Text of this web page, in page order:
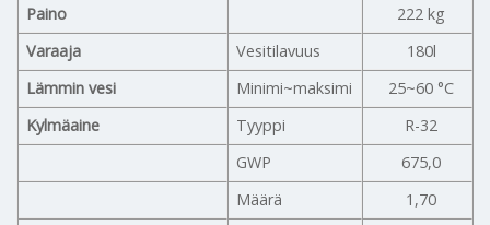
Paino
222 kg
Varaaja
Vesitilavuus
180l
Lämmin vesi
Minimi~maksimi
25~60 °C
Kylmäaine
Tyyppi
R-32
GWP
675,0
Määrä
1,70